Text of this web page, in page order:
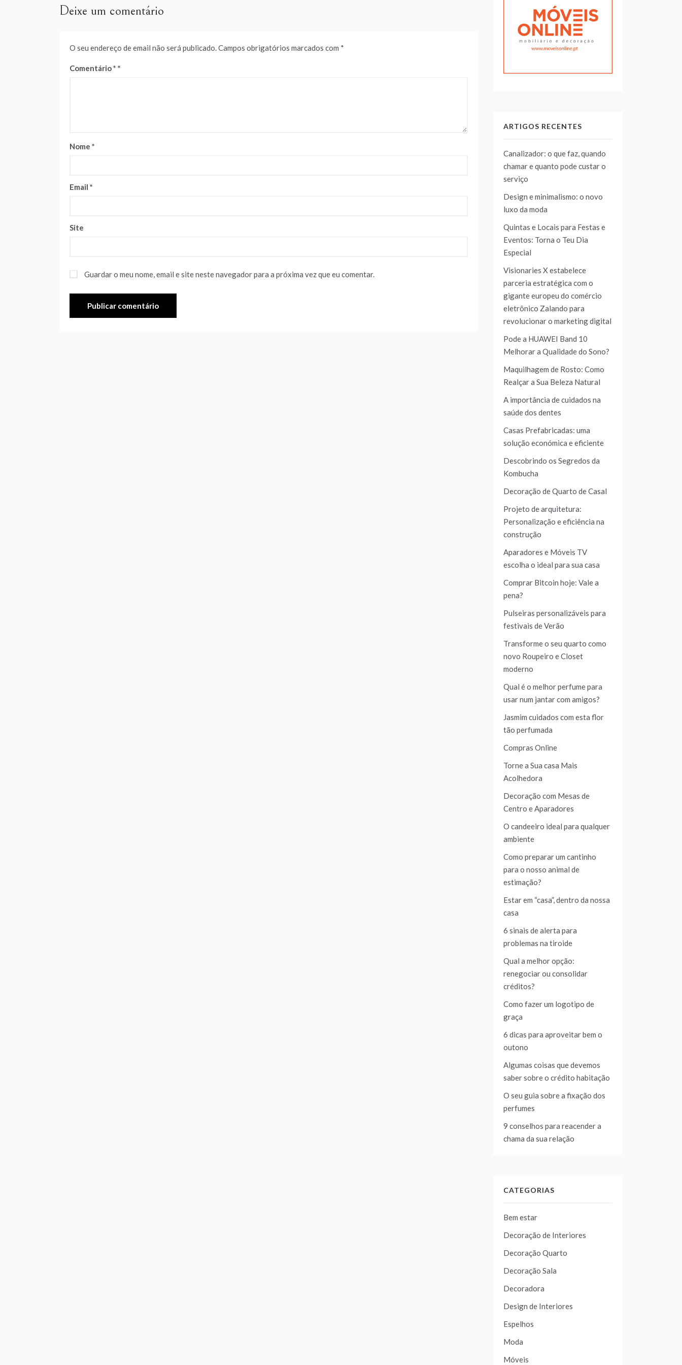
Deixe um comentário
O seu endereço de email não será publicado.Campos obrigatórios marcados com *
Comentário*
Nome *
Email *
Site
Guardar o meu nome, email e site neste navegador para a próxima vez que eu comentar.
ARTIGOS RECENTES
Canalizador: o que faz, quando
chamar e quanto pode custar o
serviço
Design e minimalismo: o novo
luxo da moda
Quintas e Locais para Festas e
Eventos: Torna o Teu Dia
Especial
Visionaries X estabelece
parceria estratégica com o
gigante europeu do comércio
eletrônico Zalando para
revolucionar o marketing digital
Pode a HUAWEI Band 10
Melhorar a Qualidade do Sono?
Maquilhagem de Rosto: Como
Realçar a Sua Beleza Natural
A importância de cuidados na
saúde dos dentes
Casas Prefabricadas: uma
solução económica e eficiente
Descobrindo os Segredos da
Kombucha
Decoração de Quarto de Casal
Projeto de arquitetura:
Personalização e eficiência na
construção
Aparadores e Móveis TV
escolha o ideal para sua casa
Comprar Bitcoin hoje: Vale a
pena?
Pulseiras personalizáveis para
festivais de Verão
Transforme o seu quarto como
novo Roupeiro e Closet
moderno
Qual é o melhor perfume para
usar num jantar com amigos?
Jasmim cuidados com esta flor
tão perfumada
Compras Online
Torne a Sua casa Mais
Acolhedora
Decoração com Mesas de
Centro e Aparadores
O candeeiro ideal para qualquer
ambiente
Como preparar um cantinho
para o nosso animal de
estimação?
Estar em “casa”, dentro da nossa
casa
6 sinais de alerta para
problemas na tiroide
Qual a melhor opção:
renegociar ou consolidar
créditos?
Como fazer um logotipo de
graça
6 dicas para aproveitar bem o
outono
Algumas coisas que devemos
saber sobre o crédito habitação
O seu guia sobre a fixação dos
perfumes
9 conselhos para reacender a
chama da sua relação
CATEGORIAS
Bem estar
Decoração de Interiores
Decoração Quarto
Decoração Sala
Decoradora
Design de Interiores
Espelhos
Moda
Móveis